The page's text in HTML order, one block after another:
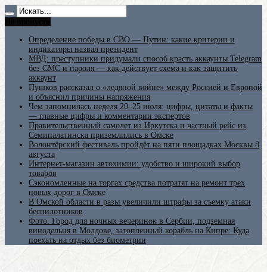
Определение победы в СВО — Путин: какие критерии и
индикаторы назвал президент
МВД: преступники придумали способ красть аккаунты Telegram
без СМС и пароля — как действует схема и как защитить
аккаунт
Пушков рассказал о «ледяной войне» между Россией и Европой
и объяснил причины напряжения
Чем запомнилась неделя 20–25 июля: цифры, цитаты и факты
— главные цифры и комментарии экспертов
Правительственный самолет из Иркутска и частный рейс из
Семипалатинска приземлились в Омске
Волонтёрский фестиваль пройдёт на пяти площадках Москвы 8
августа
Интернет-магазин автохимии: удобство и широкий выбор
товаров
Сэкономленные на торгах средства потратят на ремонт трех
новых дорог в Омске
В Омской области в разы увеличили штрафы за съемку атаки
беспилотников
Фото. Город для ночных вечеринок в Сербии, подземная
винодельня в Молдове, затопленный корабль на Кипре: Куда
поехать на отдых без биометрии